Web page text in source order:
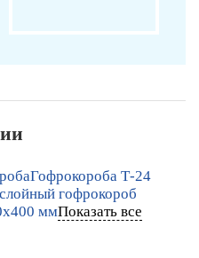
Гофрокороба Т-24
гофрокороб
ммПоказать все